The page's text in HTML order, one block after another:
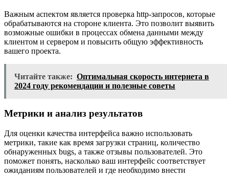
Важным аспектом является проверка http-запросов, которые
обрабатываются на стороне клиента. Это позволит выявить
возможные ошибки в процессах обмена данными между
клиентом и сервером и повысить общую эффективность
вашего проекта.
Читайте также: Оптимальная скорость интернета в
2024 году рекомендации и полезные советы
Метрики и анализ результатов
Для оценки качества интерфейса важно использовать
метрики, такие как время загрузки страниц, количество
обнаруженных bugs, а также отзывы пользователей. Это
поможет понять, насколько ваш интерфейс соответствует
ожиданиям пользователей и где необходимо внести